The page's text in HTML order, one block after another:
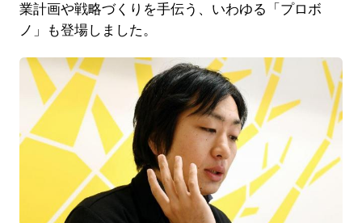
業計画や戦略づくりを手伝う、いわゆる「プロボ
ノ」も登場しました。